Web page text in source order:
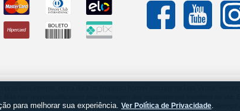
pela internet, nesta data ou enquanto houver estoque na Loja Virtual.
nos responsabilizamos pela montagem dos equipamentos vendidos no
EIRELI / CNPJ: 05.984.457/0001-00 / I.E.: 286.663.859.110 /
para melhorar sua experiência. Ver Política de Privacidade.